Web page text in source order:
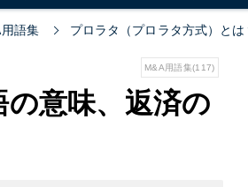
語集 プロラタ（プロラタ方式）と
M&A用語集(117)
意味、返済の